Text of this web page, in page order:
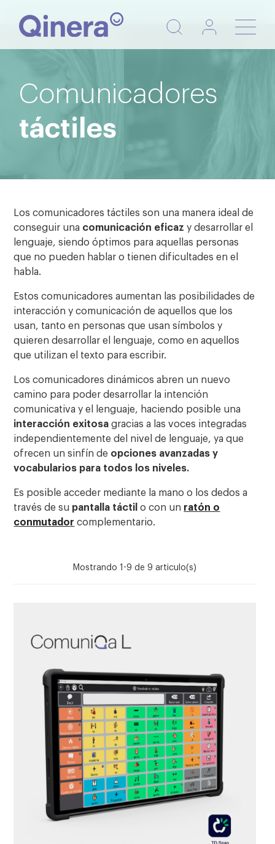
de
Comunicadores
táctiles
Los comunicadores táctiles son una manera ideal de
conseguir una comunicación eficaz y desarrollar el
lenguaje, siendo óptimos para aquellas personas
que no pueden hablar o tienen dificultades en el
habla.
Estos comunicadores aumentan las posibilidades de
interacción y comunicación de aquellos que los
usan, tanto en personas que usan símbolos y
quieren desarrollar el lenguaje, como en aquellos
que utilizan el texto para escribir.
Los comunicadores dinámicos abren un nuevo
camino para poder desarrollar la intención
comunicativa y el lenguaje, haciendo posible una
interacción exitosagracias a las voces integradas
independientemente del nivel de lenguaje, ya que
ofrecen un sinfín de opciones avanzadas y
vocabularios para todos los niveles.
Es posible acceder mediante la mano o los dedos a
través de su pantalla táctilo con un ratón o
conmutador complementario.
Mostrando 1-9 de 9 articulo(s)